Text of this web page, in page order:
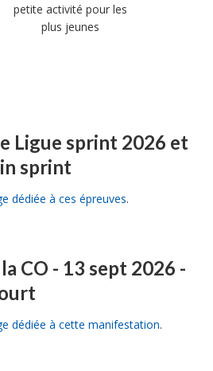
petite activité pour les
plus jeunes
Ligue sprint 2026 et
sprint
dédiée à ces épreuves.
CO - 13 sept 2026 -
dédiée à cette manifestation.